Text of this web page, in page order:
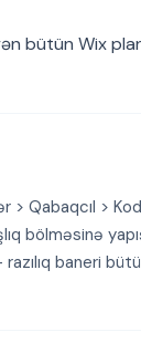
bütün Wix
> Qabaqcıl >
bölməsinə
razılıq baneri